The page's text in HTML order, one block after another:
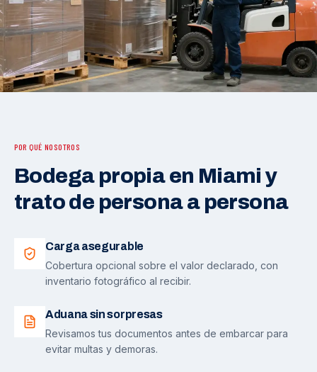
POR QUÉ NOSOTROS
Bodega propia en Miami y
trato de persona a persona
Carga asegurable
Cobertura opcional sobre el valor declarado, con
inventario fotográfico al recibir.
Aduana sin sorpresas
Revisamos tus documentos antes de embarcar para
evitar multas y demoras.